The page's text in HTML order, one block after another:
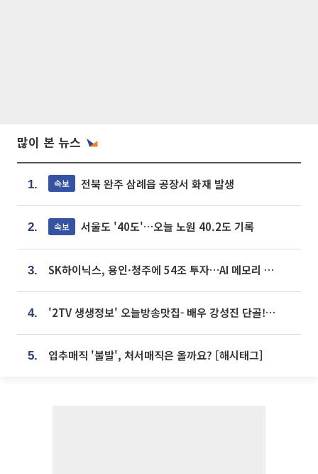
많이 본 뉴스
1. 속보 전북 완주 삼례읍 공장서 화재 발생
2. 속보 서울도 '40도'…오늘 노원 40.2도 기록
3. SK하이닉스, 용인·청주에 54조 투자…AI 메모리 생산기지 키운다
4. '2TV 생생정보' 오늘방송맛집- 배우 강성진 단골! 쌀국수ㆍ푸팟퐁 커리 맛집 '블○○○'
5. 입추매직 '불발', 처서매직은 올까요? [해시태그]